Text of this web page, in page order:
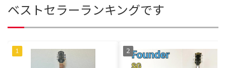
ベストセラーランキングです